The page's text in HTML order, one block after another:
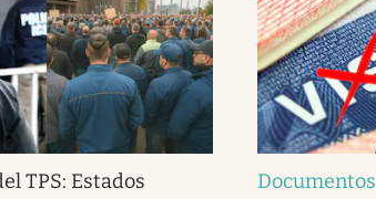
TPS: Estados
Documentos